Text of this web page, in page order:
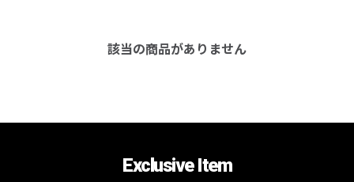
該当の商品がありません
Exclusive Item